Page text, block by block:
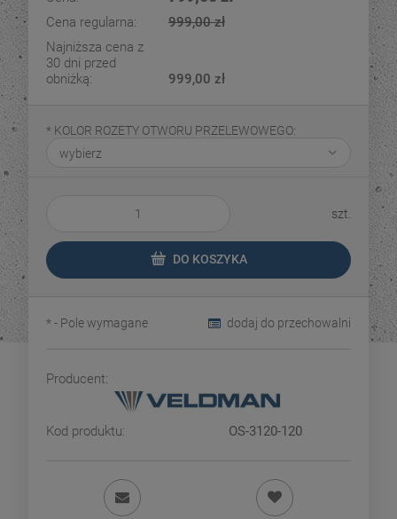
Cena regularna:
999,00 zł
Najniższa cena z
30 dni przed
obniżką:
999,00 zł
* KOLOR ROZETY OTWORU PRZELEWOWEGO:
szt.
DO KOSZYKA
dodaj do przechowalni
*- Pole wymagane
Producent:
Kod produktu: OS-3120-120